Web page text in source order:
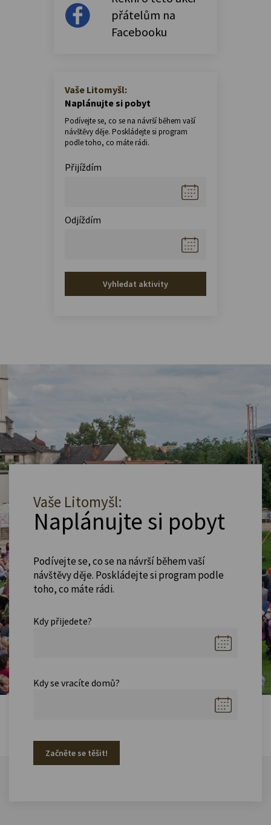
přátelům na
Facebooku
Vaše Litomyšl:
Naplánujte si pobyt
Podívejte se, co se na návrší během vaší
návštěvy děje. Poskládejte si program
podle toho, co máte rádi.
Přijíždím
Odjíždím
Vyhledat aktivity
Vaše Litomyšl:
Naplánujte si pobyt
Podívejte se, co se na návrší během vaší
návštěvy děje. Poskládejte si program podle
toho, co máte rádi.
Kdy přijedete?
Kdy se vracíte domů?
Začněte se těšit!